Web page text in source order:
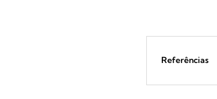
Referências